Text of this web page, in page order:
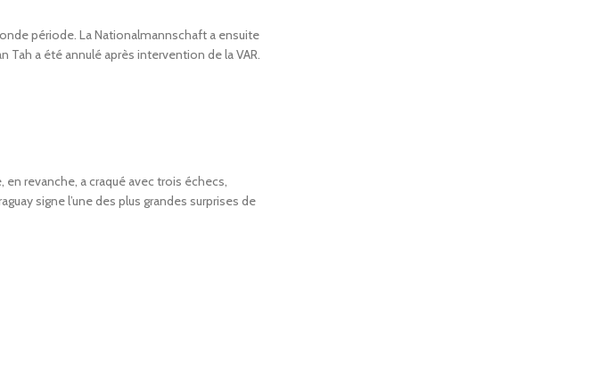
période. La Nationalmannschaft a ensuite
Tah a été annulé après intervention de la VAR.
en revanche, a craqué avec trois échecs,
signe l’une des plus grandes surprises de